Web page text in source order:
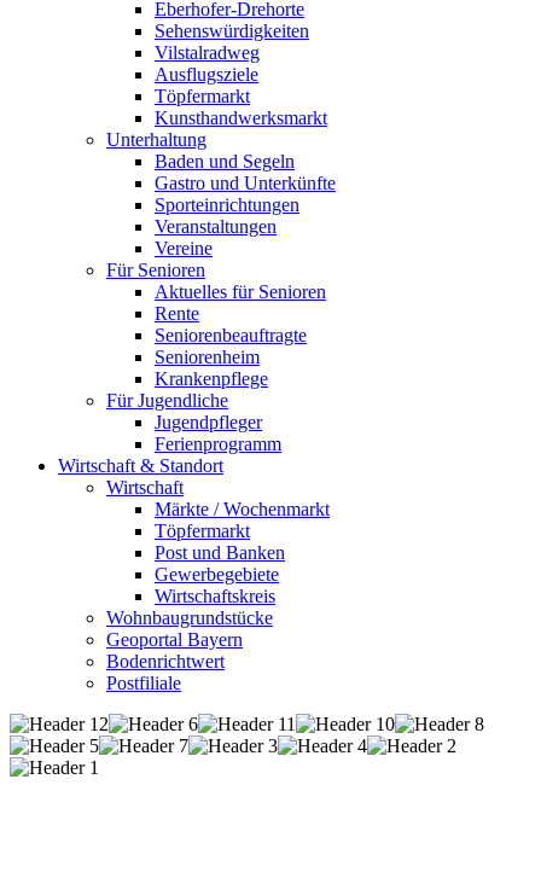
Eberhofer-Drehorte
Sehenswürdigkeiten
Vilstalradweg
Ausflugsziele
Töpfermarkt
Kunsthandwerksmarkt
Unterhaltung
Baden und Segeln
Gastro und Unterkünfte
Sporteinrichtungen
Veranstaltungen
Vereine
Für Senioren
Aktuelles für Senioren
Rente
Seniorenbeauftragte
Seniorenheim
Krankenpflege
Für Jugendliche
Jugendpfleger
Ferienprogramm
Wirtschaft & Standort
Wirtschaft
Märkte / Wochenmarkt
Töpfermarkt
Post und Banken
Gewerbegebiete
Wirtschaftskreis
Wohnbaugrundstücke
Geoportal Bayern
Bodenrichtwert
Postfiliale